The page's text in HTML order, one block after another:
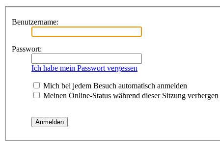
Benutzername:
Passwort:
Ich habe mein Passwort vergessen
Mich bei jedem Besuch automatisch anmelden
Meinen Online-Status während dieser Sitzung verbergen